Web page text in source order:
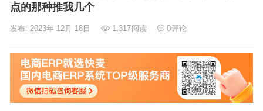
点的那种推我几个
发布: 2023年 12月 18日 1,317阅读 0评论